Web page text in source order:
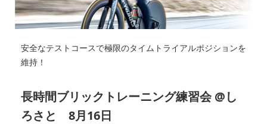
安全なテストコースで極限のタイムトライアルポジションを
維持！
長時間ブリックトレーニング練習会 @し
ろさと 8月16日